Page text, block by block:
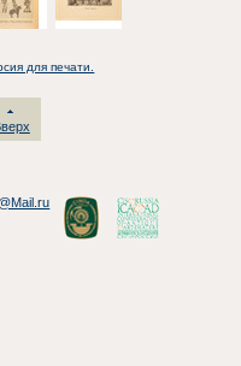
для печати.